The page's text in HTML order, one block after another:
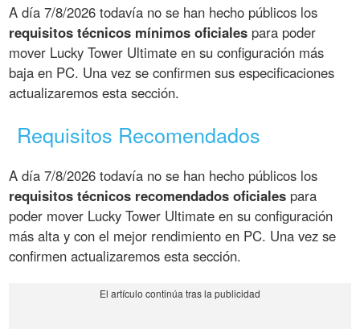
A día 7/8/2026 todavía no se han hecho públicos los
requisitos técnicos mínimos oficiales para poder
mover Lucky Tower Ultimate en su configuración más
baja en PC. Una vez se confirmen sus especificaciones
actualizaremos esta sección.
Requisitos Recomendados
A día 7/8/2026 todavía no se han hecho públicos los
requisitos técnicos recomendados oficiales para
poder mover Lucky Tower Ultimate en su configuración
más alta y con el mejor rendimiento en PC. Una vez se
confirmen actualizaremos esta sección.